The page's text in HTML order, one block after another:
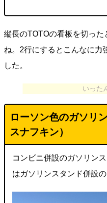
縦長のTOTOの看板を切っ
ね。2行にするとこんなに力
した。
いった
ローソン色のガソリ
スナフキン）
コンビニ併設のガソリン
はガソリンスタンド併設の